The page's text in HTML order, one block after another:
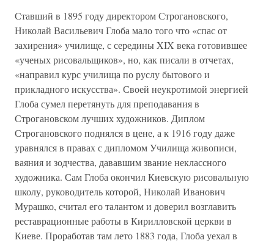
Ставший в 1895 году директором Строгановского,
Николай Васильевич Глоба мало того что «спас от
захирения» училище, с середины XIX века готовившее
«ученых рисовальщиков», но, как писали в отчетах,
«направил курс училища по руслу бытового и
прикладного искусства». Своей неукротимой энергией
Глоба сумел перетянуть для преподавания в
Строгановском лучших художников. Диплом
Строгановского поднялся в цене, а к 1916 году даже
уравнялся в правах с дипломом Училища живописи,
ваяния и зодчества, дававшим звание неклассного
художника. Сам Глоба окончил Киевскую рисовальную
школу, руководитель которой, Николай Иванович
Мурашко, считал его талантом и доверил возглавить
реставрационные работы в Кирилловской церкви в
Киеве. Проработав там лето 1883 года, Глоба уехал в